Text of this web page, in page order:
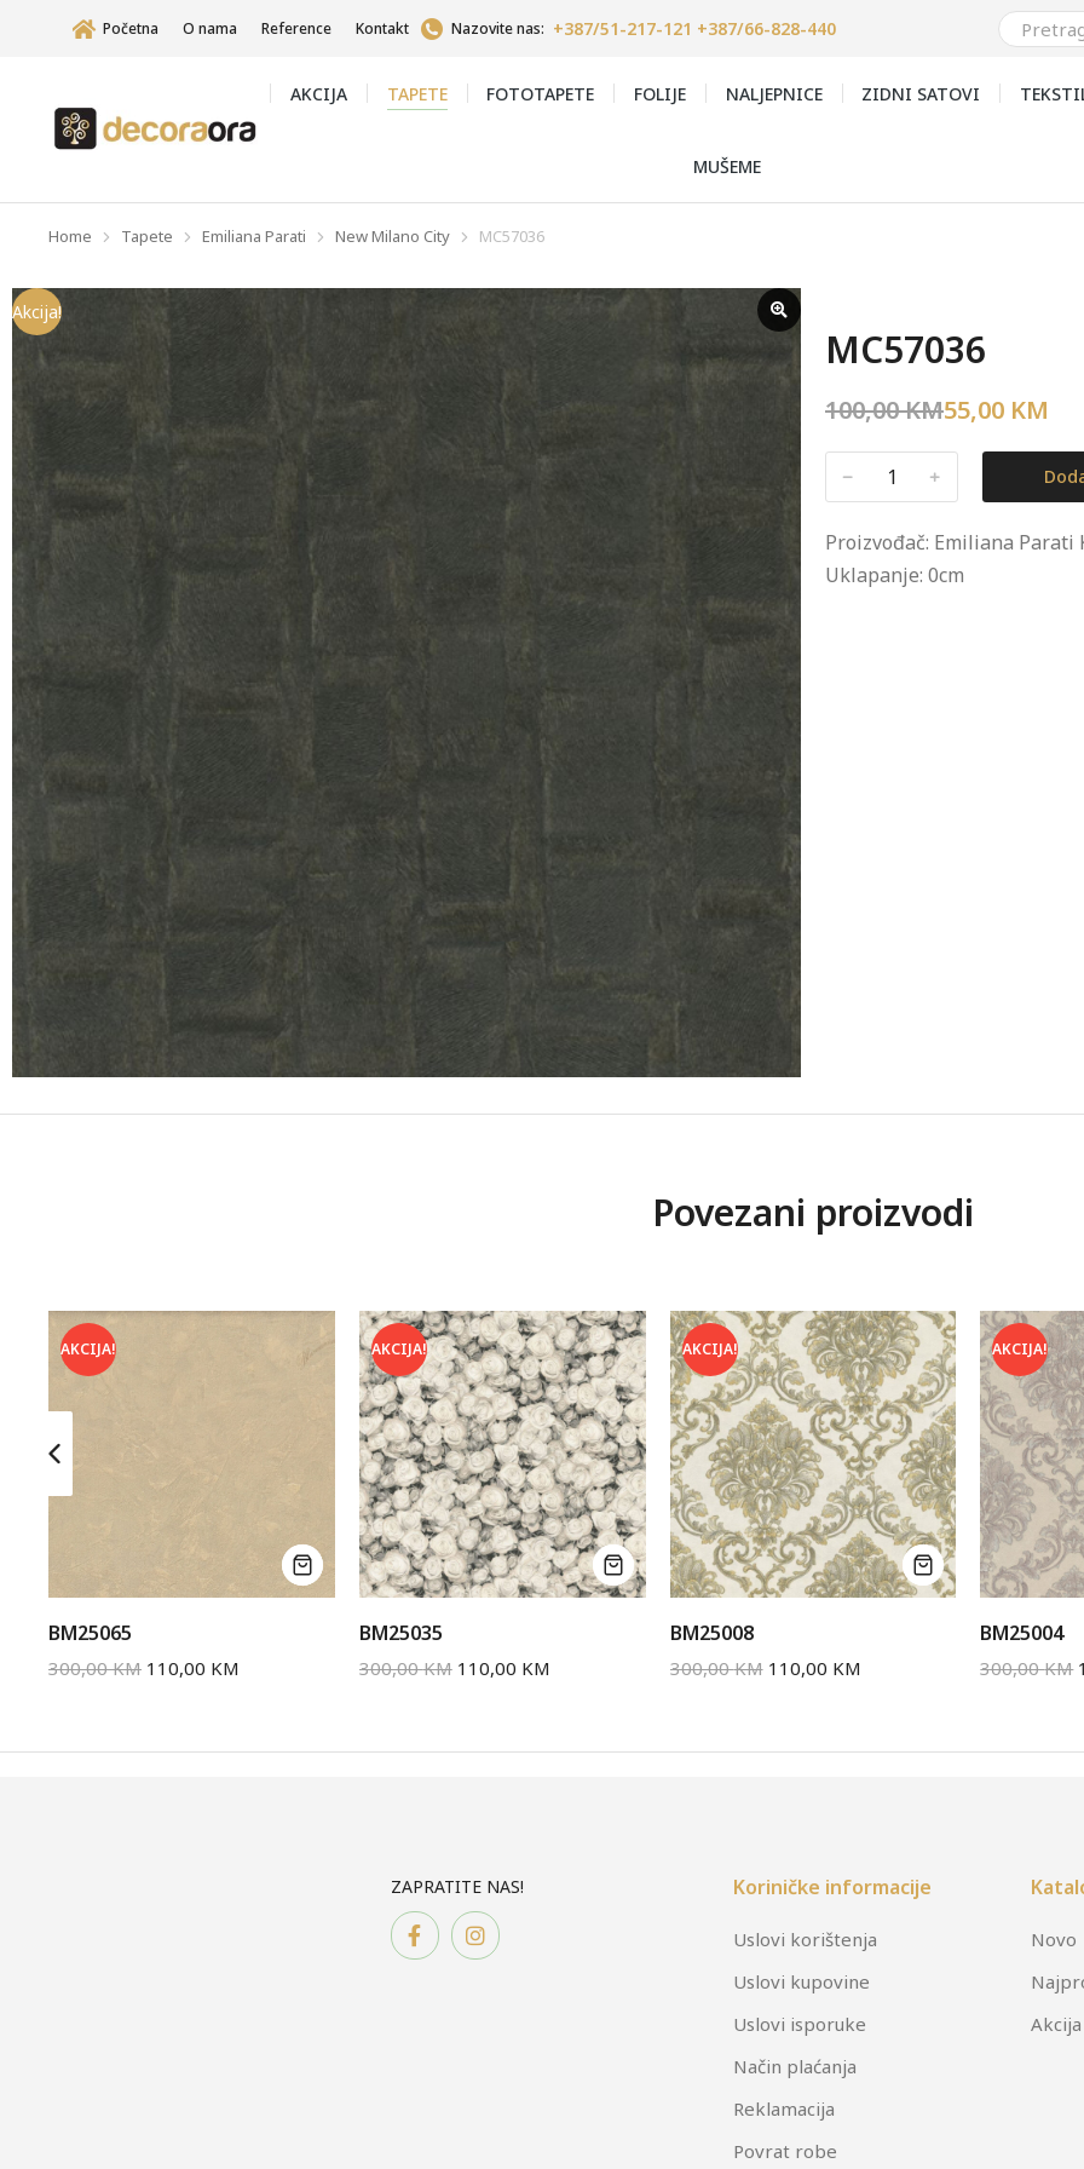
Početna O nama Reference Kontakt Nazovite nas: +387/51-217-121 +387/66-828-440
AKCIJA TAPETE FOTOTAPETE FOLIJE NALJEPNICE ZIDNI SATOVI
MUŠEME
You are here:
Home Tapete Emiliana Parati New Milano City MC57036
Akcija!
MC57036
100,00KM55,00 KM
﹣ ﹢
Proizvođač: Emiliana Parati
Uklapanje: 0cm
Povezani proizvodi
AKCIJA!
BM25065
300,00KM 110,00 KM
AKCIJA!
BM25035
300,00KM 110,00 KM
AKCIJA!
BM25008
300,00KM 110,00 KM
AKCIJA!
BM25004
300,00KM
ZAPRATITE NAS! Koriničke informacije
Uslovi korištenja
Uslovi kupovine
Uslovi isporuke
Način plaćanja
Reklamacija
Povrat robe
Novo
Akcija